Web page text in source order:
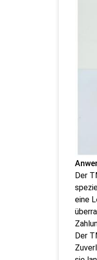
Der
eine
Der